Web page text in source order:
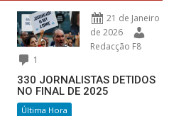
21 de Janeiro
de 2026
Redacção F8
1
330 JORNALISTAS DETIDOS
NO FINAL DE 2025
Última Hora